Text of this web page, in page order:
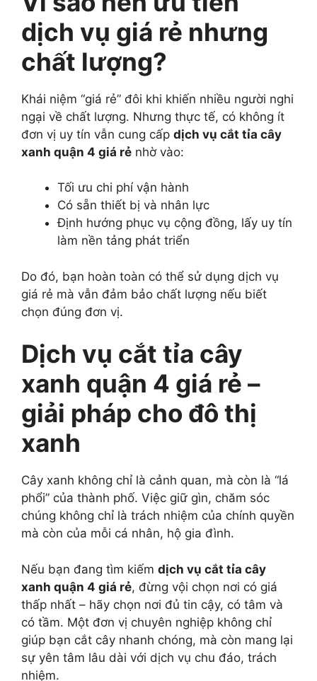
dịch vụ giá rẻ nhưng
chất lượng?
Khái niệm “giá rẻ” đôi khi khiến nhiều người nghi
ngại về chất lượng. Nhưng thực tế, có không ít
đơn vị uy tín vẫn cung cấp dịch vụ cắt tỉa cây
xanh quận 4 giá rẻ nhờ vào:
Tối ưu chi phí vận hành
Có sẵn thiết bị và nhân lực
Định hướng phục vụ cộng đồng, lấy uy tín
làm nền tảng phát triển
Do đó, bạn hoàn toàn có thể sử dụng dịch vụ
giá rẻ mà vẫn đảm bảo chất lượng nếu biết
chọn đúng đơn vị.
Dịch vụ cắt tỉa cây
xanh quận 4 giá rẻ –
giải pháp cho đô thị
xanh
Cây xanh không chỉ là cảnh quan, mà còn là “lá
phổi” của thành phố. Việc giữ gìn, chăm sóc
chúng không chỉ là trách nhiệm của chính quyền
mà còn của mỗi cá nhân, hộ gia đình.
Nếu bạn đang tìm kiếm dịch vụ cắt tỉa cây
xanh quận 4 giá rẻ, đừng vội chọn nơi có giá
thấp nhất – hãy chọn nơi đủ tin cậy, có tâm và
có tầm. Một đơn vị chuyên nghiệp không chỉ
giúp bạn cắt cây nhanh chóng, mà còn mang lại
sự yên tâm lâu dài với dịch vụ chu đáo, trách
nhiệm.